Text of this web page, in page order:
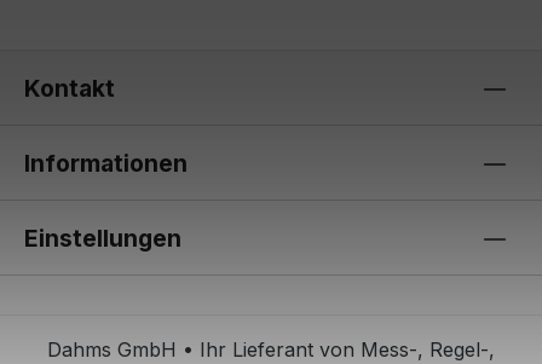
Kontakt
Informationen
Einstellungen
Dahms GmbH • Ihr Lieferant von Mess-, Regel-,